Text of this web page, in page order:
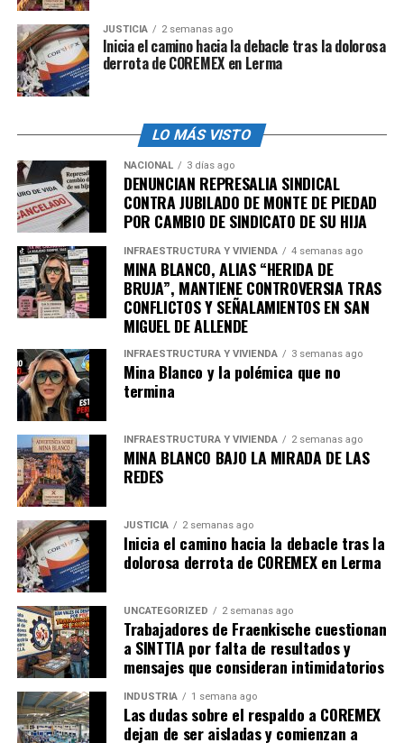
Entonces, el delito consiste básicamente en:
a).- Ser servidor público.
b).- Tener a su cargo fondos públicos.
c).-Disponga o distraiga de su objetoesos fondos
El acreditar que Arturo Fuentes Vélez haya sido servidor
público y tenía a su cargo los dineros públicos, no es
ninguna magia: por lógica, el exsecretario de Hacienda
es quien manejaba los dineros de la administración
pasada.
Realmente, lo que debe analizarse es si el exfuncionario
Veamos: creemos que distraer de su objeto es cambiarle
el sentido al propósito para el cual tenía ese dinero.
Entonces, cuestionemos si Fuentes Vélez estaba
facultado a contratar un despacho para reestructurar la
deuda pública estatal y debía pagarle por ello; para
saber cuál era el objeto del dinero: solamente pagar
deuda pública o también los costos y gastos asociados a
la reestructura.
Primera pregunta:
al despacho para hacer la reestructura de la deuda
pública?La respuesta es no.Lo contrató un banco, a
través de su fiduciario.
Segunda pregunta:¿Quién contrató al banco
fiduciario? El Estado de Chihuahua, por conducto del
exsecretario de Hacienda.
JUSTICIA 2 semanas ago
Inicia el camino hacia la debacle tras la dolorosa
derrota de COREMEX en Lerma
LO MÁS VISTO
NACIONAL 3 días ago
DENUNCIAN REPRESALIA SINDICAL
CONTRA JUBILADO DE MONTE DE PIEDAD
POR CAMBIO DE SINDICATO DE SU HIJA
INFRAESTRUCTURA Y VIVIENDA 4 semanas ago
MINA BLANCO, ALIAS “HERIDA DE
BRUJA”, MANTIENE CONTROVERSIA TRAS
CONFLICTOS Y SEÑALAMIENTOS EN SAN
MIGUEL DE ALLENDE
INFRAESTRUCTURA Y VIVIENDA 3 semanas ago
Mina Blanco y la polémica que no
termina
INFRAESTRUCTURA Y VIVIENDA 2 semanas ago
MINA BLANCO BAJO LA MIRADA DE LAS
REDES
JUSTICIA 2 semanas ago
Inicia el camino hacia la debacle tras la
dolorosa derrota de COREMEX en Lerma
UNCATEGORIZED 2 semanas ago
Trabajadores de Fraenkische cuestionan
a SINTTIA por falta de resultados y
mensajes que consideran intimidatorios
INDUSTRIA 1 semana ago
Las dudas sobre el respaldo a COREMEX
dejan de ser aisladas y comienzan a